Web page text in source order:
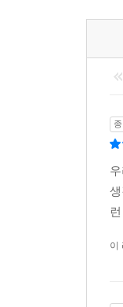
---본문
이